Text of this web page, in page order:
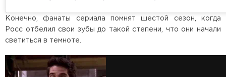
Конечно, фанаты сериала помнят шестой сезон, когда
Росс отбелил свои зубы до такой степени, что они начали
светиться в темноте.